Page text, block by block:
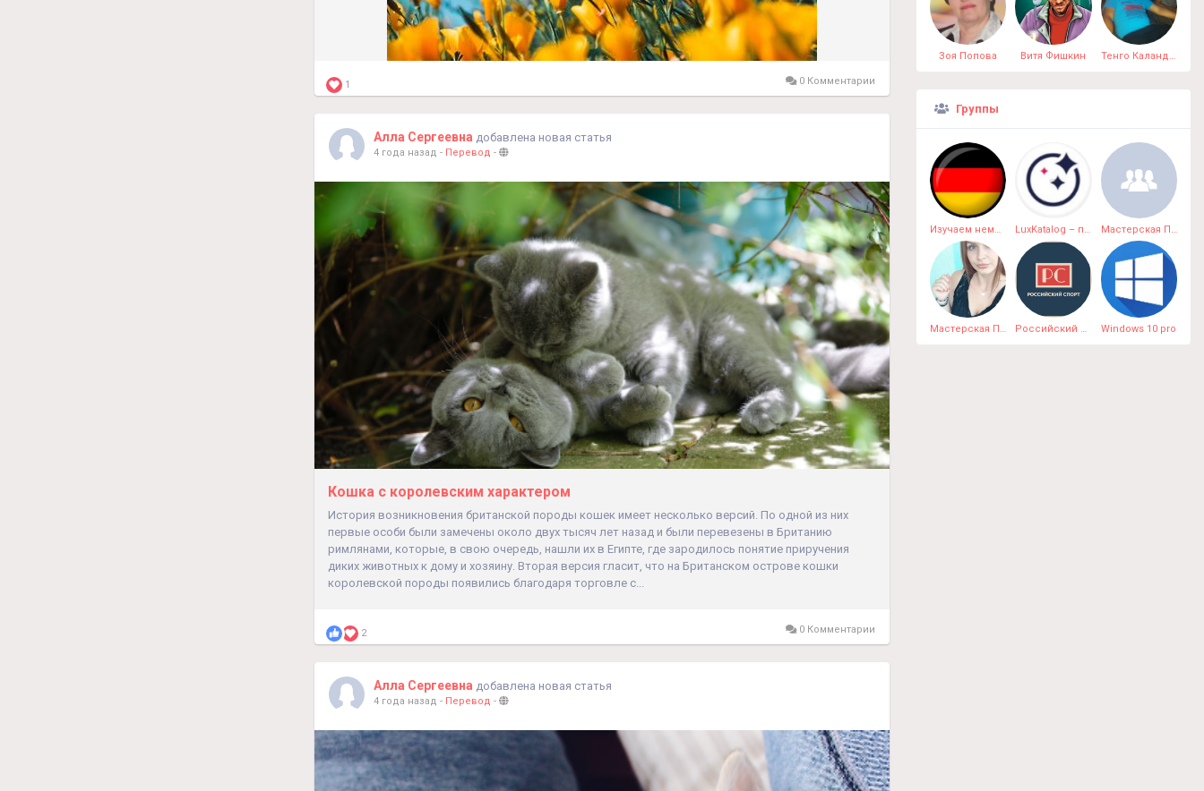
Зоя Попова Витя Фишкин Тенго Каландия
Группы
Изучаем немецкий язык онлайн LuxKatalog – премиальный маркетплейс Мастерская Плюшевых Чудес
Мастерская Плюшевых Чудес Российский спорт Windows 10 pro
1 0 Комментарии
Алла Сергеевна добавлена новая статья
4 года назад - Перевод -
Кошка с королевским характером
История возникновения британской породы кошек имеет несколько версий. По одной из них
первые особи были замечены около двух тысяч лет назад и были перевезены в Британию
римлянами, которые, в свою очередь, нашли их в Египте, где зародилось понятие приручения
диких животных к дому и хозяину. Вторая версия гласит, что на Британском острове кошки
королевской породы появились благодаря торговле с...
2 0 Комментарии
Алла Сергеевна добавлена новая статья
4 года назад - Перевод -